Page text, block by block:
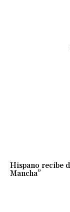
Hispano recibe
Mancha”